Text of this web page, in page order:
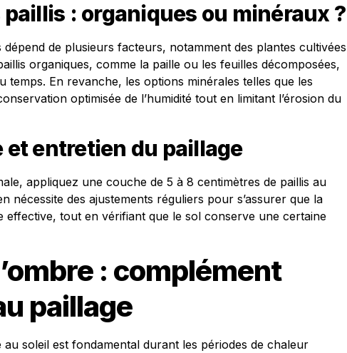
: organiques ou minéraux ?
dépend de plusieurs facteurs, notamment des plantes cultivées
organiques, comme la paille ou les feuilles décomposées,
temps. En revanche, les options minérales telles que les
optimisée de l’humidité tout en limitant l’érosion du
et entretien du paillage
appliquez une couche de 5 à 8 centimètres de paillis au
nécessite des ajustements réguliers pour s’assurer que la
effective, tout en vérifiant que le sol conserve une certaine
: complément
paillage
au soleil est fondamental durant les périodes de chaleur